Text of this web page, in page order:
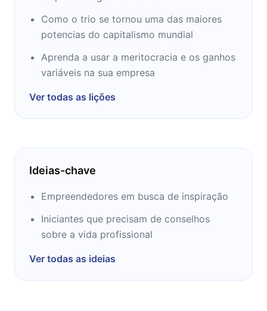
300.000 exemplares já vendidos no país. A
obra for lançada também nos Estados
Unidos, China e Coréia.
segundo livro: Abilio, que narra a trajetória de
Abilio Diniz, o empresário brasileiro mais
Formada em Jornalismo pela Faculdade
Publishing pela Universidade Yale. Antes de
trabalhou por 12 anos na revista Exame.
Em 2013 foi eleita pela revista Época como
Como o trio se tornou uma das maiores
potencias do capitalismo mundial
Aprenda a usar a meritocracia e os ganhos
variáveis na sua empresa
Ver todas as lições
Ideias-chave
Empreendedores em busca de inspiração
Iniciantes que precisam de conselhos
sobre a vida profissional
Ver todas as ideias